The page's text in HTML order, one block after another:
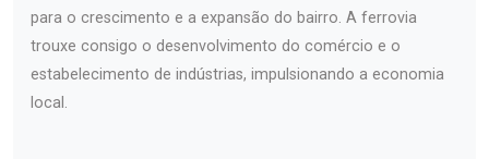
para o crescimento e a expansão do bairro. A ferrovia
trouxe consigo o desenvolvimento do comércio e o
estabelecimento de indústrias, impulsionando a economia
local.